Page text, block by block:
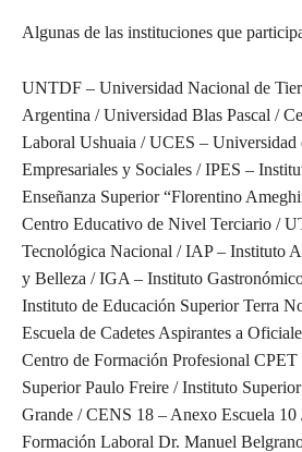
Algunas de las instituciones que
UNTDF – Universidad Nacional de
Argentina / Universidad Blas Pascal /
Laboral Ushuaia / UCES – Universidad
Empresariales y Sociales / IPES –
Enseñanza Superior “Florentino
Centro Educativo de Nivel Terciario /
Tecnológica Nacional / IAP – Instituto
y Belleza / IGA – Instituto
Instituto de Educación Superior Terra
Escuela de Cadetes Aspirantes a
Centro de Formación Profesional
Superior Paulo Freire / Instituto
Grande / CENS 18 – Anexo Escuela
Formación Laboral Dr. Manuel